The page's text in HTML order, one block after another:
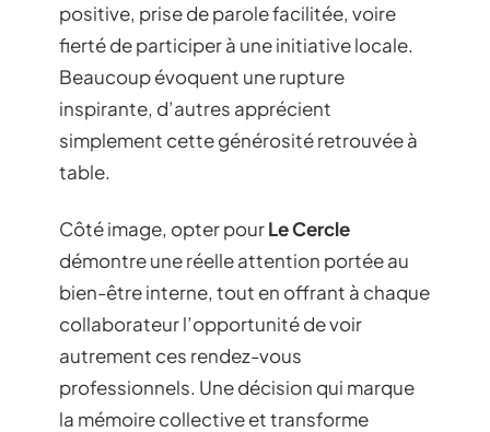
positive, prise de parole facilitée, voire
fierté de participer à une initiative locale.
Beaucoup évoquent une rupture
inspirante, d’autres apprécient
simplement cette générosité retrouvée à
table.
Côté image, opter pourLe Cercle
démontre une réelle attention portée au
bien-être interne, tout en offrant à chaque
collaborateur l’opportunité de voir
autrement ces rendez-vous
professionnels. Une décision qui marque
la mémoire collective et transforme